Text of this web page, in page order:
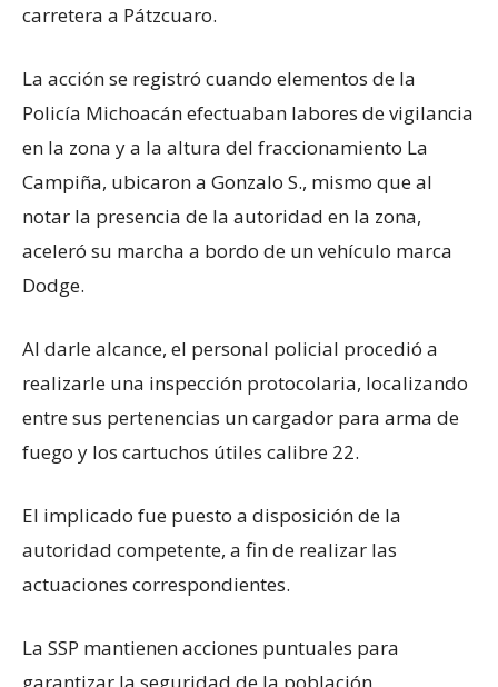
carretera a Pátzcuaro.
La acción se registró cuando elementos de la
Policía Michoacán efectuaban labores de vigilancia
en la zona y a la altura del fraccionamiento La
Campiña, ubicaron a Gonzalo S., mismo que al
notar la presencia de la autoridad en la zona,
aceleró su marcha a bordo de un vehículo marca
Dodge.
Al darle alcance, el personal policial procedió a
realizarle una inspección protocolaria, localizando
entre sus pertenencias un cargador para arma de
fuego y los cartuchos útiles calibre 22.
El implicado fue puesto a disposición de la
autoridad competente, a fin de realizar las
actuaciones correspondientes.
La SSP mantienen acciones puntuales para